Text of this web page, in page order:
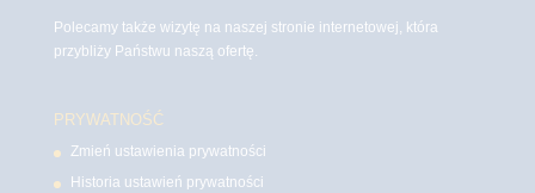
Polecamy także wizytę na naszej stronie internetowej, która
przybliży Państwu naszą ofertę.
PRYWATNOŚĆ
Zmień ustawienia prywatności
Historia ustawień prywatności